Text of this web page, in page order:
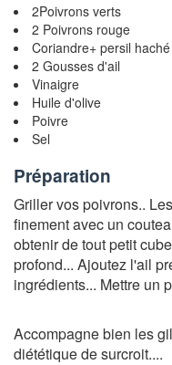
2Poivrons verts
2 Poivrons rouge
Coriandre+ persil haché
2 Gousses d'ail
Vinaigre
Huile d'olive
Poivre
Sel
Préparation
Griller vos poivrons..
finement avec un
obtenir de tout petit
profond... Ajoutez l'ail
ingrédients... Mettre un
Accompagne bien les
diététique de surcroit....